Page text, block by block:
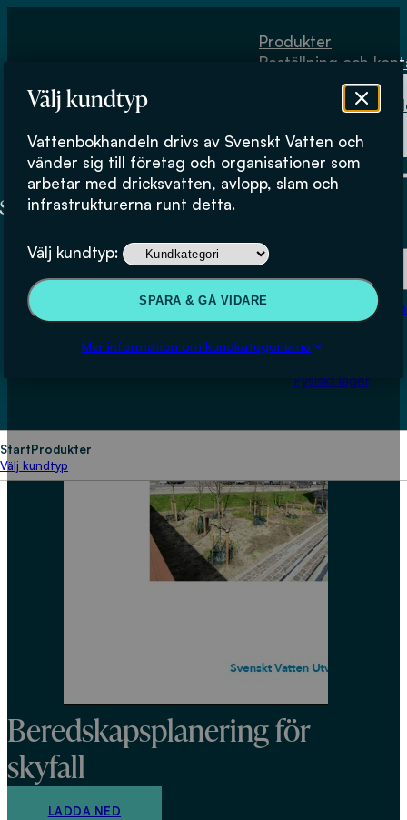
Välj kundtyp
Vattenbokhandeln drivs av Svenskt Vatten och
vänder sig till företag och organisationer som
arbetar med dricksvatten, avlopp, slam och
infrastrukturerna runt detta.
Välj kundtyp:
SPARA & GÅ VIDARE
Mer information om kundkategorierna
Produkter
Beställning och
Fysiskt lager
Beställning och kontakt
Om
Köpvillkor
Fysiskt lager
StartProdukter
Välj kundtyp
Beredskapsplanering för
skyfall
LADDA NED